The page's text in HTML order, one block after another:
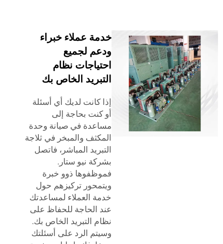
خدمة عملاء خبراء
ودعم لجميع
احتياجات نظام
التبريد الخاص بك
إذا كانت لديك أي أسئلة
أو كنت بحاجة إلى
مساعدة في صيانة وحدة
المكثف والمبخر في ثلاجة
التبريد المباشر، فاتصل
بشركة نيو ستار.
فموظفوها ذوو خبرة
ويتمحور تركيزهم حول
خدمة العملاء لمساعدتك
عند الحاجة للحفاظ على
نظام التبريد الخاص بك.
وسيتم الرد على أسئلتك